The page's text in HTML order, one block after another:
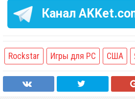
Канал
Rockstar Игры для PC США